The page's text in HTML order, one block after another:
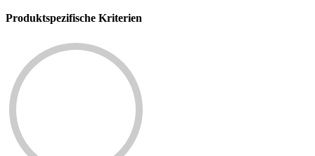
Produktspezifische Kriterien